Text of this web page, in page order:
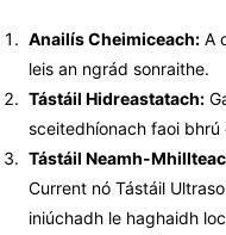
Anailís Cheimiceach: A
leis an ngrád sonraithe.
Tástáil Hidreastatach:
sceitedhíonach faoi bhrú
Tástáil Neamh-
Current nó Tástáil
iniúchadh le haghaidh